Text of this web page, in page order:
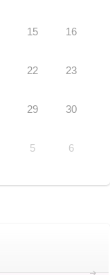
15 16
22 23
29 30
5 6